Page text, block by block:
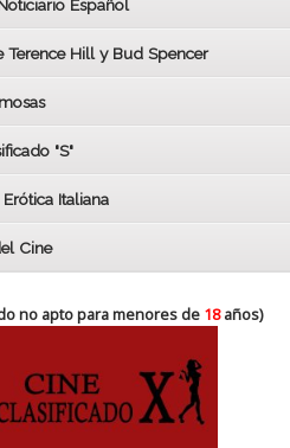
Español
Terence Hill y Bud Spencer
"S"
Italiana
Cine
no apto para menores de 18años)